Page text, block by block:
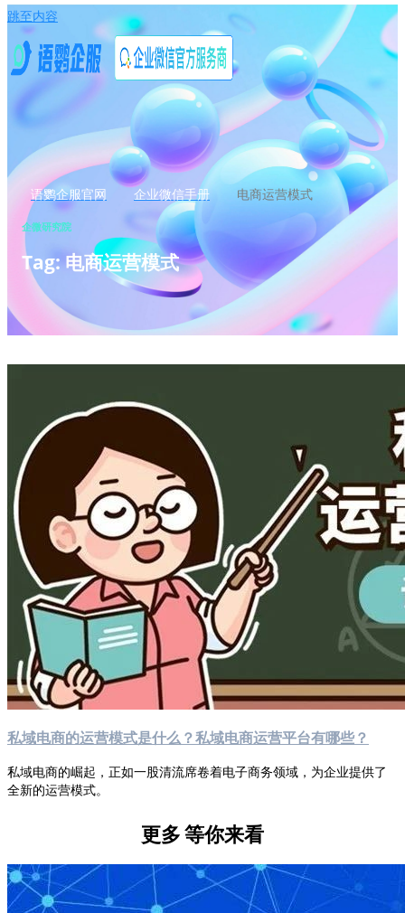
跳至内容
语鹦企服官网 企业微信手册 电商运营模式
企微研究院
Tag: 电商运营模式
私域电商的运营模式是什么？私域电商运营平台有哪些？
私域电商的崛起，正如一股清流席卷着电子商务领域，为企业提供了
全新的运营模式。
更多等你来看